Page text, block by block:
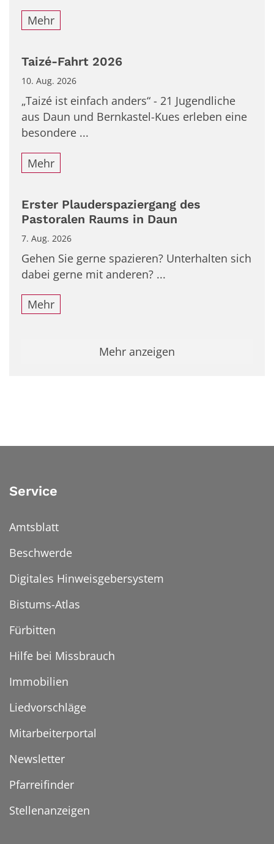
Mehr
Taizé-Fahrt 2026
10. Aug. 2026
„Taizé ist einfach anders“ - 21 Jugendliche
aus Daun und Bernkastel-Kues erleben eine
besondere ...
Mehr
Erster Plauderspaziergang des
Pastoralen Raums in Daun
7. Aug. 2026
Gehen Sie gerne spazieren? Unterhalten sich
dabei gerne mit anderen? ...
Mehr
Mehr anzeigen
Service
Amtsblatt
Beschwerde
Digitales Hinweisgebersystem
Bistums-Atlas
Fürbitten
Hilfe bei Missbrauch
Immobilien
Liedvorschläge
Mitarbeiterportal
Newsletter
Pfarreifinder
Stellenanzeigen